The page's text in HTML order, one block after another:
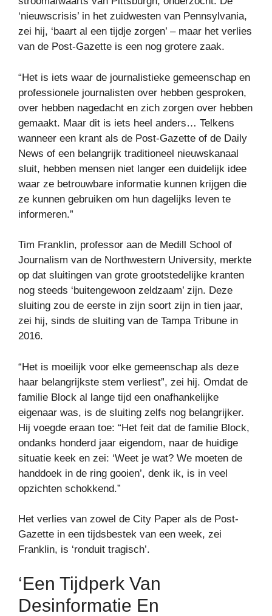
‘nieuwscrisis’ in het zuidwesten van Pennsylvania,
zei hij, ‘baart al een tijdje zorgen’ – maar het verlies
van de Post-Gazette is een nog grotere zaak.
“Het is iets waar de journalistieke gemeenschap en
professionele journalisten over hebben gesproken,
over hebben nagedacht en zich zorgen over hebben
gemaakt. Maar dit is iets heel anders… Telkens
wanneer een krant als de Post-Gazette of de Daily
News of een belangrijk traditioneel nieuwskanaal
sluit, hebben mensen niet langer een duidelijk idee
waar ze betrouwbare informatie kunnen krijgen die
ze kunnen gebruiken om hun dagelijks leven te
informeren.”
Tim Franklin, professor aan de Medill School of
Journalism van de Northwestern University, merkte
op dat sluitingen van grote grootstedelijke kranten
nog steeds ‘buitengewoon zeldzaam’ zijn. Deze
sluiting zou de eerste in zijn soort zijn in tien jaar,
zei hij, sinds de sluiting van de Tampa Tribune in
2016.
“Het is moeilijk voor elke gemeenschap als deze
haar belangrijkste stem verliest”, zei hij. Omdat de
familie Block al lange tijd een onafhankelijke
eigenaar was, is de sluiting zelfs nog belangrijker.
Hij voegde eraan toe: “Het feit dat de familie Block,
ondanks honderd jaar eigendom, naar de huidige
situatie keek en zei: ‘Weet je wat? We moeten de
handdoek in de ring gooien’, denk ik, is in veel
opzichten schokkend.”
Het verlies van zowel de City Paper als de Post-
Gazette in een tijdsbestek van een week, zei
Franklin, is ‘ronduit tragisch’.
‘Een Tijdperk Van
Desinformatie En